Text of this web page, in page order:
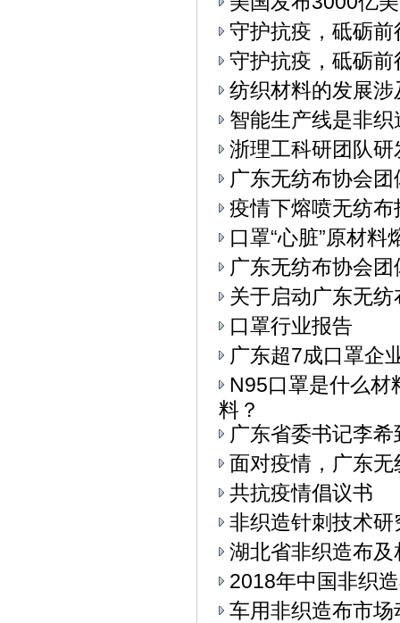
守护抗疫，砥砺
守护抗疫，砥砺
纺织材料的发展
智能生产线是非
浙理工科研团队
广东无纺布协会
疫情下熔喷无纺
口罩“心脏”原材料
广东无纺布协会
关于启动广东无
口罩行业报告
广东超7成口罩企
N95口罩是什么材
料？
广东省委书记李
面对疫情，广东
共抗疫情倡议书
非织造针刺技术
湖北省非织造布
2018年中国非织
车用非织造布市场